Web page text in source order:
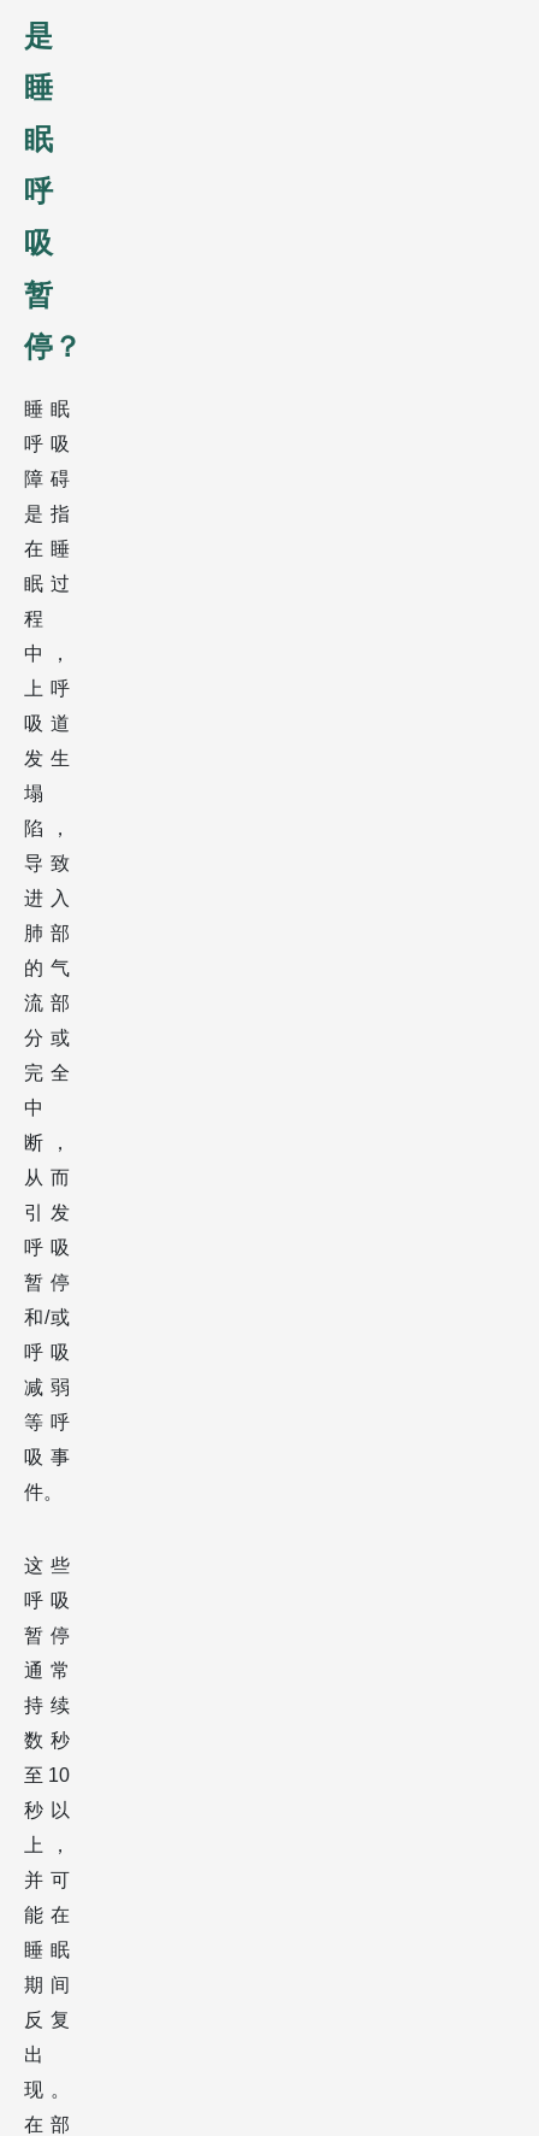
是
睡
眠
呼
吸
暂
停？
睡眠
呼吸
障碍
是指
在睡
眠过
程
中，
上呼
吸道
发生
塌
陷，
导致
进入
肺部
的气
流部
分或
完全
中
断，
从而
引发
呼吸
暂停
和/或
呼吸
减弱
等呼
吸事
件。
这些
呼吸
暂停
通常
持续
数秒
至10
秒以
上，
并可
能在
睡眠
期间
反复
出
现。
在部